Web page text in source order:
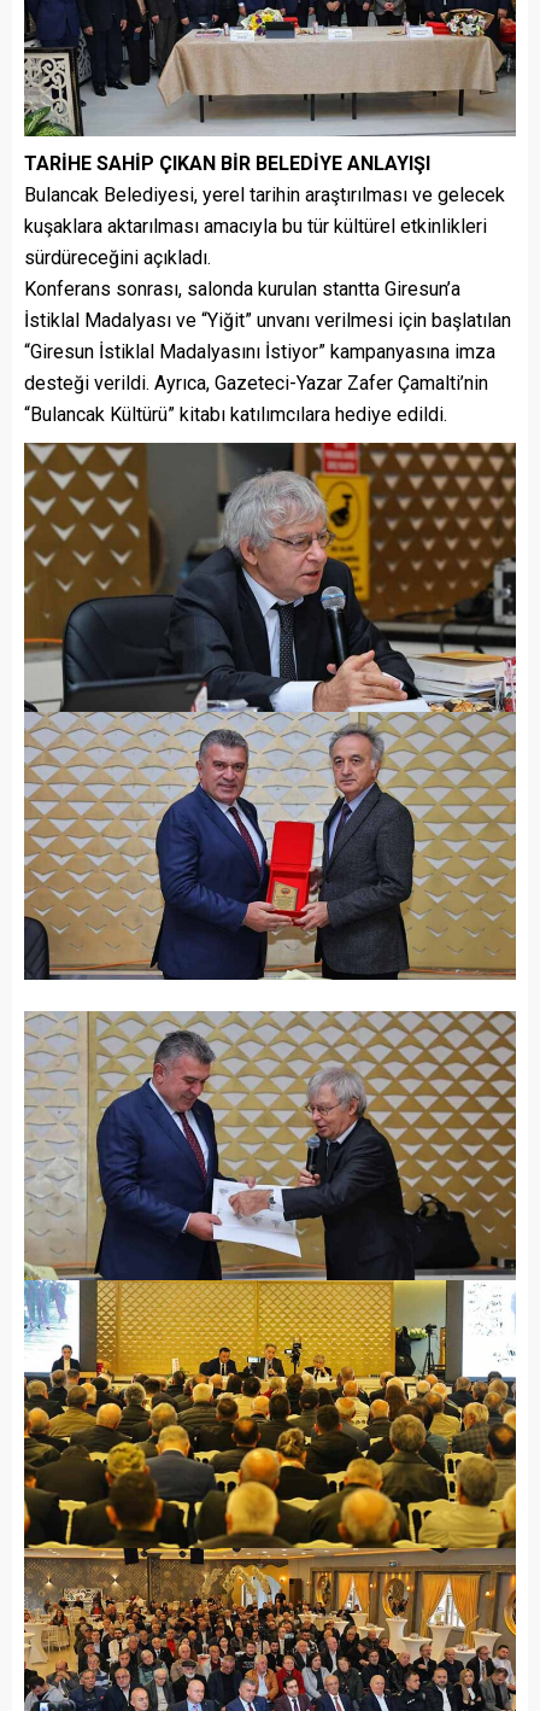
TARİHE SAHİP ÇIKAN BİR BELEDİYE ANLAYIŞI
Bulancak Belediyesi, yerel tarihin araştırılması ve gelecek
kuşaklara aktarılması amacıyla bu tür kültürel etkinlikleri
sürdüreceğini açıkladı.
Konferans sonrası, salonda kurulan stantta Giresun’a
İstiklal Madalyası ve “Yiğit” unvanı verilmesi için başlatılan
“Giresun İstiklal Madalyasını İstiyor” kampanyasına imza
desteği verildi. Ayrıca, Gazeteci-Yazar Zafer Çamalti’nin
“Bulancak Kültürü” kitabı katılımcılara hediye edildi.